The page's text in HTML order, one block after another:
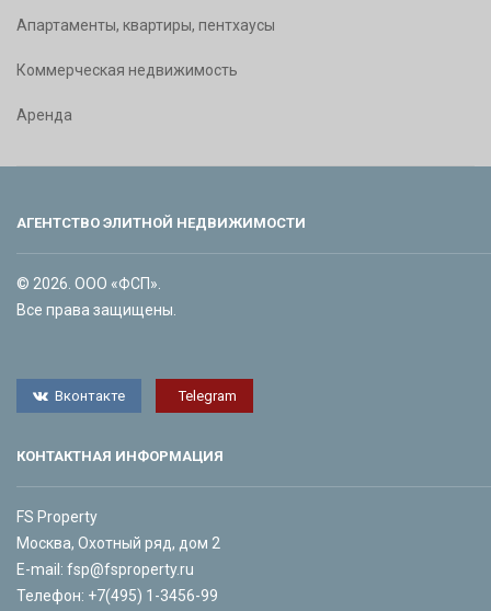
Апартаменты, квартиры, пентхаусы
Коммерческая недвижимость
Аренда
АГЕНТСТВО ЭЛИТНОЙ НЕДВИЖИМОСТИ
© 2026. ООО «ФСП».
Все права защищены.
Вконтакте Telegram
КОНТАКТНАЯ ИНФОРМАЦИЯ
FS Property
Москва, Охотный ряд, дом 2
E-mail: fsp@fsproperty.ru
Телефон: +7(495) 1-3456-99